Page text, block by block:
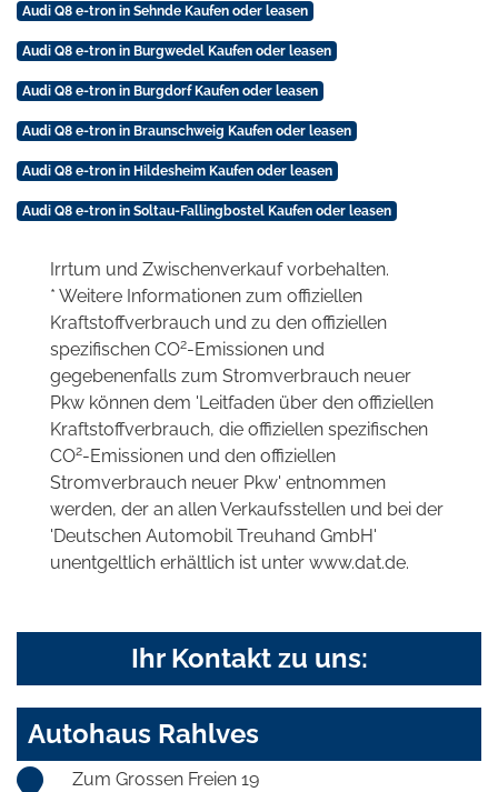
Audi Q8 e-tron in Sehnde Kaufen oder leasen
Audi Q8 e-tron in Burgwedel Kaufen oder leasen
Audi Q8 e-tron in Burgdorf Kaufen oder leasen
Audi Q8 e-tron in Braunschweig Kaufen oder leasen
Audi Q8 e-tron in Hildesheim Kaufen oder leasen
Audi Q8 e-tron in Soltau-Fallingbostel Kaufen oder leasen
Irrtum und Zwischenverkauf vorbehalten.
* Weitere Informationen zum offiziellen
Kraftstoffverbrauch und zu den offiziellen
spezifischen CO2-Emissionen und
gegebenenfalls zum Stromverbrauch neuer
Pkw können dem 'Leitfaden über den offiziellen
Kraftstoffverbrauch, die offiziellen spezifischen
CO2-Emissionen und den offiziellen
Stromverbrauch neuer Pkw' entnommen
werden, der an allen Verkaufsstellen und bei der
'Deutschen Automobil Treuhand GmbH'
unentgeltlich erhältlich ist unter www.dat.de.
Ihr Kontakt zu uns:
Autohaus Rahlves
Zum Grossen Freien 19